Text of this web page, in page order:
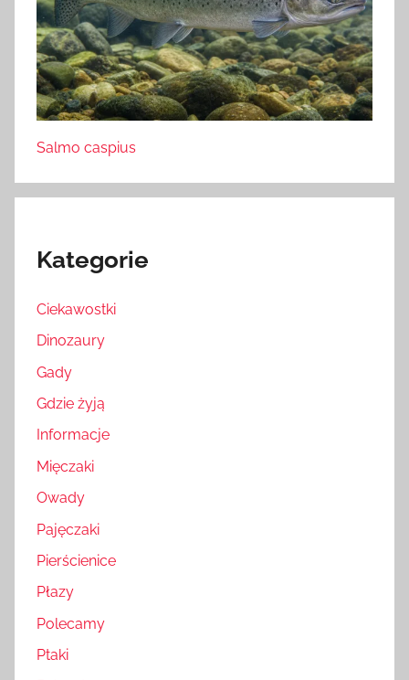
Salmo caspius
Kategorie
Ciekawostki
Dinozaury
Gady
Gdzie żyją
Informacje
Mięczaki
Owady
Pajęczaki
Pierścienice
Płazy
Polecamy
Ptaki